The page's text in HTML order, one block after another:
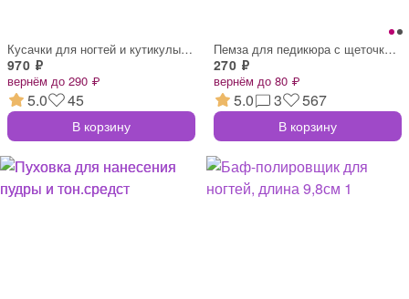
Кусачки для ногтей и кутикулы блестящие
970 ₽
вернём до 290 ₽
5.0 45
В корзину
Пемза для педикюра с щеточкой БЕЛАЯ 110-
270 ₽
вернём до 80 ₽
5.0 3 567
В корзину